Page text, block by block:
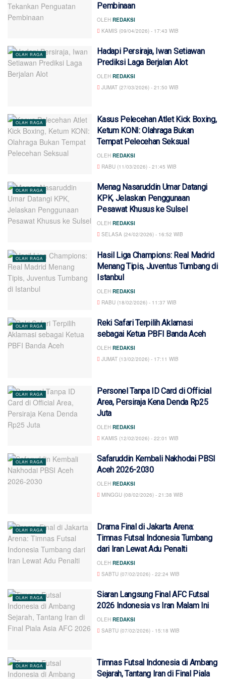
Pembinaan
OLEH REDAKSI
KAMIS (09/04/2026) - 17:43 WIB
OLAH RAGA
Hadapi Persiraja, Iwan Setiawan
Prediksi Laga Berjalan Alot
OLEH REDAKSI
JUMAT (27/03/2026) - 21:50 WIB
OLAH RAGA
Kasus Pelecehan Atlet Kick Boxing,
Ketum KONI: Olahraga Bukan
Tempat Pelecehan Seksual
OLEH REDAKSI
RABU (11/03/2026) - 21:45 WIB
OLAH RAGA
Menag Nasaruddin Umar Datangi
KPK, Jelaskan Penggunaan
Pesawat Khusus ke Sulsel
OLEH REDAKSI
SELASA (24/02/2026) - 16:52 WIB
OLAH RAGA
Hasil Liga Champions: Real Madrid
Menang Tipis, Juventus Tumbang di
Istanbul
OLEH REDAKSI
RABU (18/02/2026) - 11:37 WIB
OLAH RAGA
Reki Safari Terpilih Aklamasi
sebagai Ketua PBFI Banda Aceh
OLEH REDAKSI
JUMAT (13/02/2026) - 17:11 WIB
OLAH RAGA
Personel Tanpa ID Card di Official
Area, Persiraja Kena Denda Rp25
Juta
OLEH REDAKSI
KAMIS (12/02/2026) - 22:01 WIB
OLAH RAGA
Safaruddin Kembali Nakhodai PBSI
Aceh 2026-2030
OLEH REDAKSI
MINGGU (08/02/2026) - 21:38 WIB
OLAH RAGA
Drama Final di Jakarta Arena:
Timnas Futsal Indonesia Tumbang
dari Iran Lewat Adu Penalti
OLEH REDAKSI
SABTU (07/02/2026) - 22:24 WIB
OLAH RAGA
Siaran Langsung Final AFC Futsal
2026 Indonesia vs Iran Malam Ini
OLEH REDAKSI
SABTU (07/02/2026) - 15:18 WIB
OLAH RAGA
Timnas Futsal Indonesia di Ambang
Sejarah, Tantang Iran di Final Piala